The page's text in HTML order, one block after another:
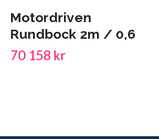
Motordriven
Rundbock 2m / 0,6
70 158 kr